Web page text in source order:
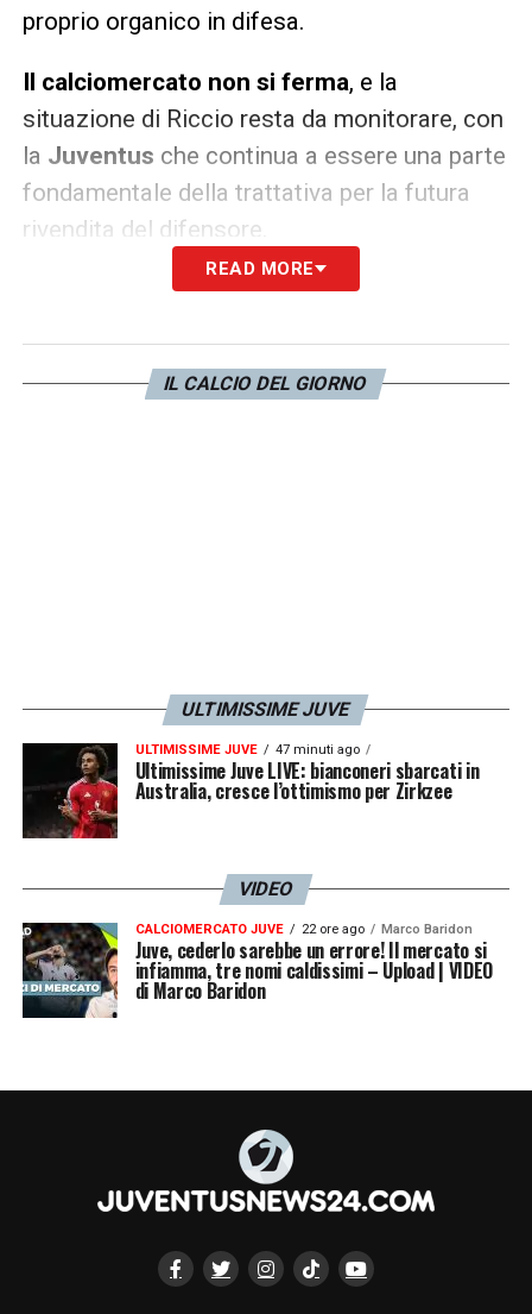
proprio organico in difesa.
Il calciomercato non si ferma, e la
situazione di Riccio resta da monitorare, con
la Juventus che continua a essere una parte
fondamentale della trattativa per la futura
rivendita del difensore.
READ MORE
IL CALCIO DEL GIORNO
ULTIMISSIME JUVE
ULTIMISSIME JUVE 47 minuti ago
Ultimissime Juve LIVE: bianconeri sbarcati in
Australia, cresce l’ottimismo per Zirkzee
VIDEO
CALCIOMERCATO JUVE 22 ore ago Marco Baridon
Juve, cederlo sarebbe un errore! Il mercato si
infiamma, tre nomi caldissimi – Upload | VIDEO
di Marco Baridon